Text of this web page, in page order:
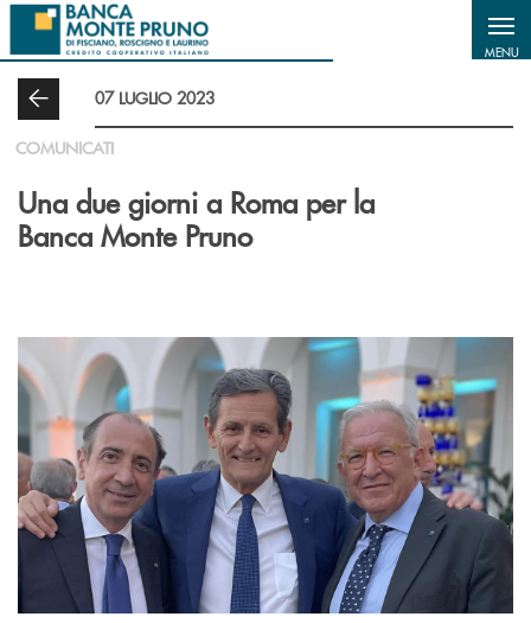
Salta al contenuto principale
MENU
07 LUGLIO 2023
COMUNICATI
Una due giorni a Roma per la
Banca Monte Pruno